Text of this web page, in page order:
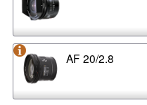
AF 20/2.8